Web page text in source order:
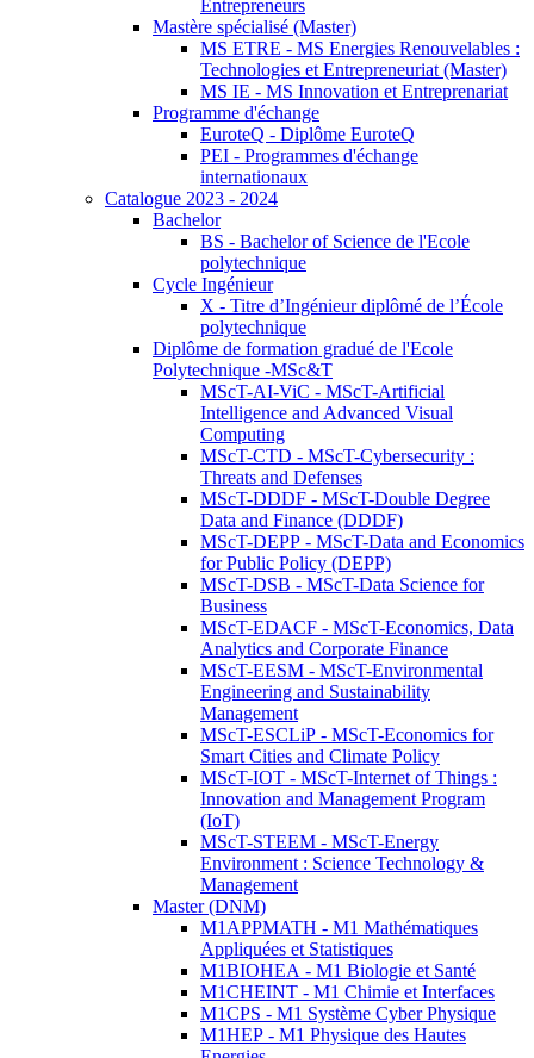
Entrepreneurs
Mastère spécialisé (Master)
MS ETRE - MS Energies Renouvelables :
Technologies et Entrepreneuriat (Master)
MS IE - MS Innovation et Entreprenariat
Programme d'échange
EuroteQ - Diplôme EuroteQ
PEI - Programmes d'échange
internationaux
Catalogue 2023 - 2024
Bachelor
BS - Bachelor of Science de l'Ecole
polytechnique
Cycle Ingénieur
X - Titre d’Ingénieur diplômé de l’École
polytechnique
Diplôme de formation gradué de l'Ecole
Polytechnique -MSc&T
MScT-AI-ViC - MScT-Artificial
Intelligence and Advanced Visual
Computing
MScT-CTD - MScT-Cybersecurity :
Threats and Defenses
MScT-DDDF - MScT-Double Degree
Data and Finance (DDDF)
MScT-DEPP - MScT-Data and Economics
for Public Policy (DEPP)
MScT-DSB - MScT-Data Science for
Business
MScT-EDACF - MScT-Economics, Data
Analytics and Corporate Finance
MScT-EESM - MScT-Environmental
Engineering and Sustainability
Management
MScT-ESCLiP - MScT-Economics for
Smart Cities and Climate Policy
MScT-IOT - MScT-Internet of Things :
Innovation and Management Program
(IoT)
MScT-STEEM - MScT-Energy
Environment : Science Technology &
Management
Master (DNM)
M1APPMATH - M1 Mathématiques
Appliquées et Statistiques
M1BIOHEA - M1 Biologie et Santé
M1CHEINT - M1 Chimie et Interfaces
M1CPS - M1 Système Cyber Physique
M1HEP - M1 Physique des Hautes